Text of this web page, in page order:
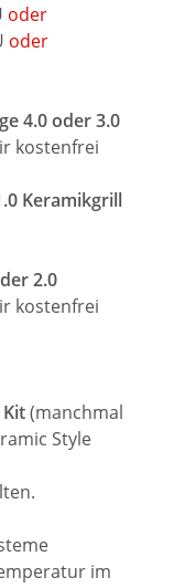
oder
oder
4.0 oder 3.0
kostenfrei
Keramikgrill
2.0
kostenfrei
(manchmal
Style
im